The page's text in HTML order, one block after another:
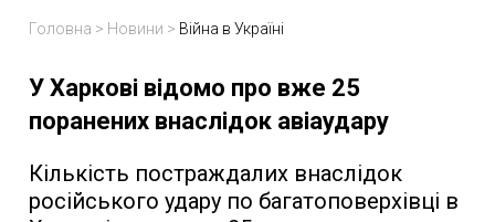
Головна > Новини > Війна в Україні
У Харкові відомо про вже 25
поранених внаслідок авіаудару
Кількість постраждалих внаслідок
російського удару по багатоповерхівці в